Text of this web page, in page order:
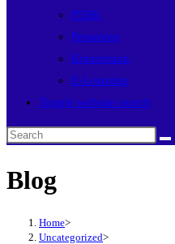
P5BK
Pesantren
Ketarunaan
E-Learning
Toggle website search
Blog
Home>
Uncategorized>